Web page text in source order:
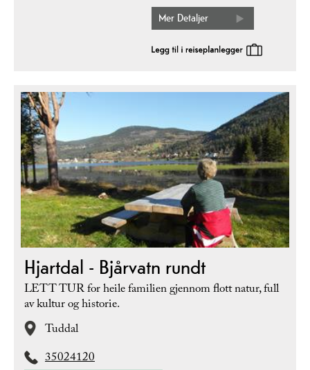
Mer Detaljer
Hjartdal - Bjårvatn rundt
LETT TUR for heile familien gjennom flott natur, full
av kultur og historie.
Tuddal
35024120